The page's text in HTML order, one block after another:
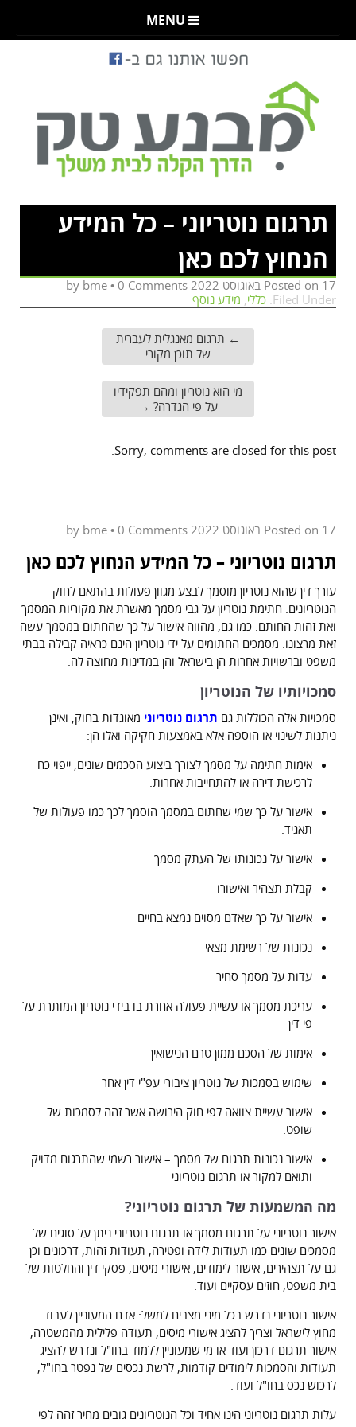
MENU
תרגום נוטריוני – כל המידע
הנחוץ לכם כאן
Posted on 17 באוגוסט 2022 bme • 0 Comments
Filed Under: כללי, מידע נוסף
← תרגום מאנגלית לעברית
של תוכן מקורי
מי הוא נוטריון ומהם תפקידיו
על פי הגדרה? →
Sorry, comments are closed for this post.
Posted on 17 באוגוסט 2022 bme • 0 Comments
תרגום נוטריוני – כל המידע הנחוץ לכם כאן
עורך דין שהוא נוטריון מוסמך לבצע מגוון פעולות בהתאם לחוק
הנוטריונים. חתימת נוטריון על גבי מסמך מאשרת את מקוריות המסמך
ואת זהות החותם. כמו גם, מהווה אישור על כך שהחתום במסמך עשה
זאת מרצונו. מסמכים החתומים על ידי נוטריון הינם כראיה קבילה בבתי
משפט וברשויות אחרות הן בישראל והן במדינות מחוצה לה.
סמכויותיו של הנוטריון
סמכויות אלה הכוללות גם תרגום נוטריוני מאוגדות בחוק, ואינן
ניתנות לשינוי או הוספה אלא באמצעות חקיקה ואלו הן:
אימות חתימה על מסמך לצורך ביצוע הסכמים שונים, ייפוי כח
לרכישת דירה או להתחייבות אחרות.
אישור על כך שמי שחתום במסמך הוסמך לכך כמו פעולות של
תאגיד.
אישור על נכונותו של העתק מסמך
קבלת תצהיר ואישורו
אישור על כך שאדם מסוים נמצא בחיים
נכונות של רשימת מצאי
עדות על מסמך סחיר
עריכת מסמך או עשיית פעולה אחרת בו בידי נוטריון המותרת על
פי דין
אימות של הסכם ממון טרם הנישואין
שימוש בסמכות של נוטריון ציבורי עפ"י דין אחר
אישור עשיית צוואה לפי חוק הירושה אשר זהה לסמכות של
שופט.
אישור נכונות תרגום של מסמך – אישור רשמי שהתרגום מדויק
ותואם למקור או תרגום נוטריוני
מה המשמעות של תרגום נוטריוני?
אישור נוטריוני על תרגום מסמך או תרגום נוטריוני ניתן על סוגים של
מסמכים שונים כמו תעודות לידה ופטירה, תעודות זהות, דרכונים וכן
גם על תצהירים, אישור לימודים, אישורי מיסים, פסקי דין והחלטות של
בית משפט, חוזים עסקיים ועוד.
אישור נוטריוני נדרש בכל מיני מצבים למשל: אדם המעוניין לעבוד
מחוץ לישראל וצריך להציג אישורי מיסים, תעודה פלילית מהמשטרה,
אישור תרגום דרכון ועוד או מי שמעוניין ללמוד בחו"ל ונדרש להציג
תעודות והסמכות לימודים קודמות, לרשת נכסים של נפטר בחו"ל,
לרכוש נכס בחו"ל ועוד.
עלות תרגום נוטריוני הינו אחיד וכל הנוטריונים גובים מחיר זהה לפי